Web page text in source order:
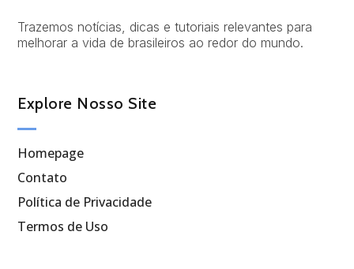
Trazemos notícias, dicas e tutoriais relevantes para
melhorar a vida de brasileiros ao redor do mundo.
Explore Nosso Site
Homepage
Contato
Política de Privacidade
Termos de Uso